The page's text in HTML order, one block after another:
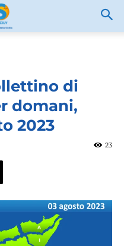
di
domani,
2023
23